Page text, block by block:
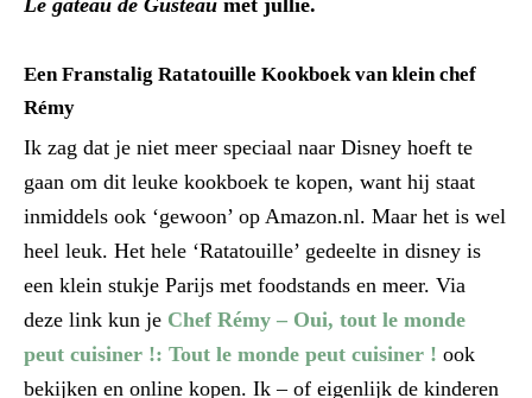
Le gâteau de Gusteau met jullie.
Een Franstalig Ratatouille Kookboek van klein chef
Rémy
Ik zag dat je niet meer speciaal naar Disney hoeft te
gaan om dit leuke kookboek te kopen, want hij staat
inmiddels ook ‘gewoon’ op Amazon.nl. Maar het is wel
heel leuk. Het hele ‘Ratatouille’ gedeelte in disney is
een klein stukje Parijs met foodstands en meer. Via
deze link kun je Chef Rémy – Oui, tout le monde
peut cuisiner !: Tout le monde peut cuisiner ! ook
bekijken en online kopen. Ik – of eigenlijk de kinderen